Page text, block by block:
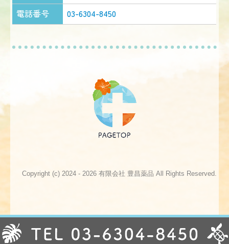
電話番号
03-6304-8450
Copyright (c) 2024 - 2026 有限会社 豊昌薬品 All Rights Reserved.